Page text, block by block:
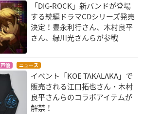
「DIG-ROCK」新バンドが登場
する続編ドラマCDシリーズ発売
決定！豊永利行さん、木村良平
さん、緑川光さんらが参戦
声優 ニュース
イベント「KOE TAKALAKA」で
販売される江口拓也さん・木村
良平さんらのコラボアイテムが
解禁！